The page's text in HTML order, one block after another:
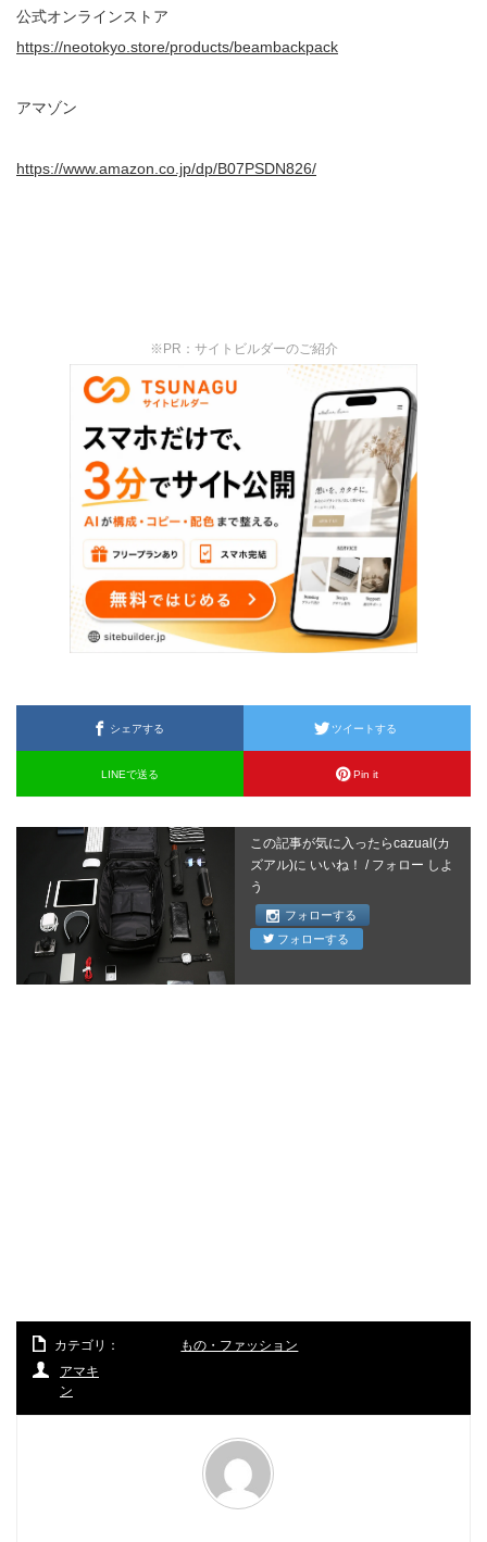
公式オンラインストア
https://neotokyo.store/products/beambackpack
アマゾン
https://www.amazon.co.jp/dp/B07PSDN826/
※PR：サイトビルダーのご紹介
シェアする ツイートする
LINEで送る Pin it
この記事が気に入ったらcazual(カ
ズアル)に いいね！ / フォロー しよ
う
フォローする
フォローする
カテゴリ：
もの・ファッション
アマキ
ン